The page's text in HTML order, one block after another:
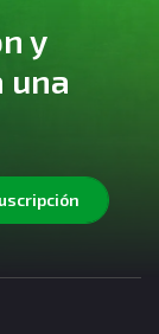
y
una